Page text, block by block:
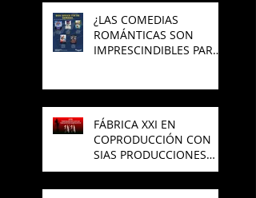
¿LAS COMEDIAS
ROMÁNTICAS SON
IMPRESCINDIBLES PARA
FÁBRICA XXI EN
COPRODUCCIÓN CON
SIAS PRODUCCIONES
PREPARAN NUEVA